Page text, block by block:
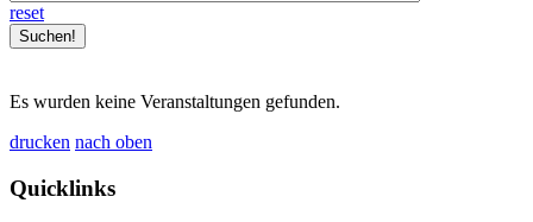
reset
Es wurden keine Veranstaltungen gefunden.
drucken nach oben
Quicklinks